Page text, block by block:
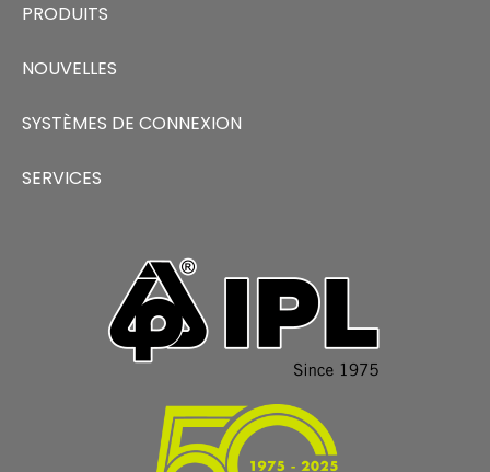
PRODUITS
NOUVELLES
SYSTÈMES DE CONNEXION
SERVICES